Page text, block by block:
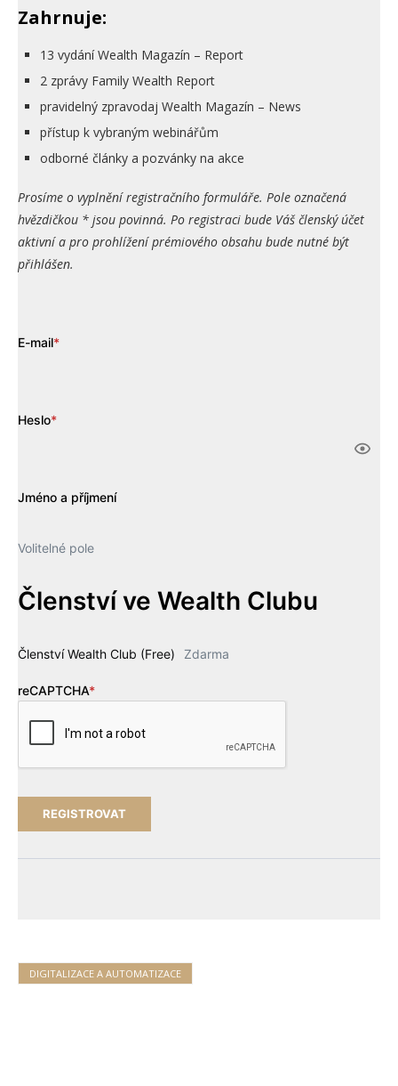
Zahrnuje:
13 vydání Wealth Magazín – Report
2 zprávy Family Wealth Report
pravidelný zpravodaj Wealth Magazín – News
přístup k vybraným webinářům
odborné články a pozvánky na akce
Prosíme o vyplnění registračního formuláře. Pole označená
hvězdičkou * jsou povinná. Po registraci bude Váš členský účet
aktivní a pro prohlížení prémiového obsahu bude nutné být
přihlášen.
E-mail*
Heslo*
Jméno a příjmení
Volitelné pole
Členství ve Wealth Clubu
Členství Wealth Club (Free) Zdarma
reCAPTCHA*
DIGITALIZACE A AUTOMATIZACE